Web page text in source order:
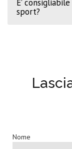
E’
sport?
Nome